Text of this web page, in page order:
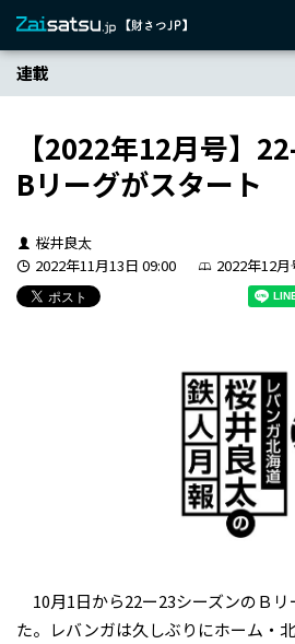
連載
【2022年12月号】
Bリーグがスタート
桜井良太
2022年11月13日 09:00
2022年12月
10月1日から22ー23シーズンのＢ
た。レバンガは久しぶりにホーム・